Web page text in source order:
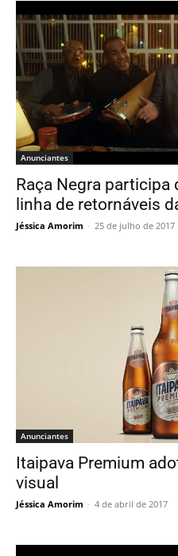
Anunciantes
Raça Negra participa
linha de retornáveis
Jéssica Amorim - 25 de julho de 2017
Anunciantes
Itaipava Premium
visual
Jéssica Amorim - 4 de abril de 2017